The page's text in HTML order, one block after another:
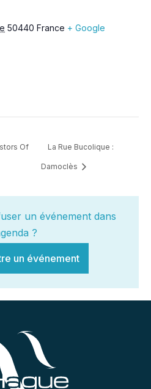
50440 France + Google
Of La Rue Bucolique :
Damoclès
un événement dans
?
un événement